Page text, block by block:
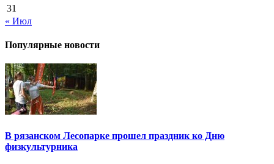
31
« Июл
Популярные новости
В рязанском Лесопарке прошел праздник ко Дню
физкультурника